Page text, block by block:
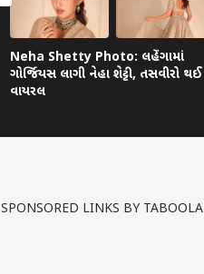
Neha Shetty Photo: લહેંગામાં
ગોર્જિયસ લાગી નેહા શેટ્ટી, તસવીરો થઈ
વાયરલ
SPONSORED LINKS BY TABOOLA